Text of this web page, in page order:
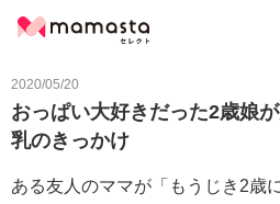
2020/05/20
おっぱい大好きだった2歳娘
乳のきっかけ
ある友人のママが「もうじき2歳